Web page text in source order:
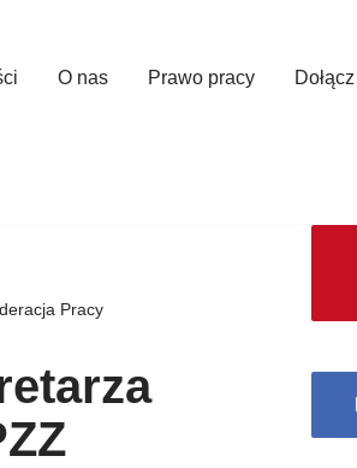
O nas Prawo pracy Dołącz
Pracy